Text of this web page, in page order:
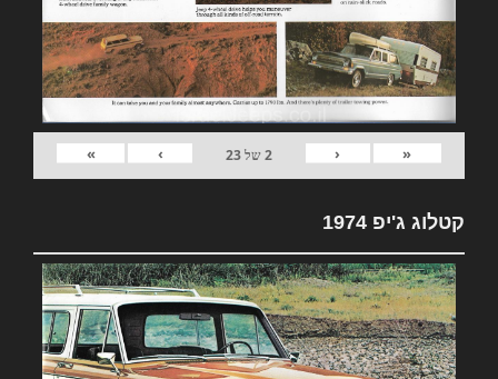
«
‹
2של23
›
»
קטלוג ג'יפ 1974